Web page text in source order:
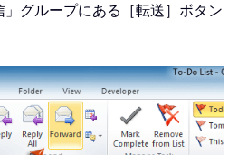
」グループにある［転送］ボタン